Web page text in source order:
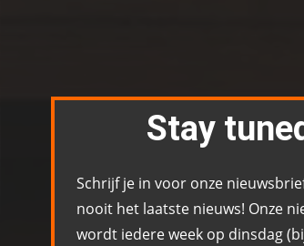
Stay
Schrijf je in voor onze
nooit het laatste nieuws! Onze
wordt iedere week op dinsdag